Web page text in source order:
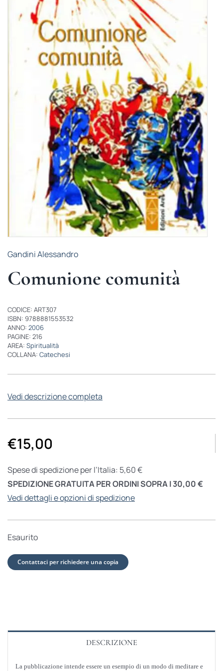
BIOGRAFIE
ATTUALITÀ
Gandini Alessandro
Comunione comunità
CODICE: ART307
ISBN: 9788881553532
ANNO: 2006
PAGINE: 216
AREA: Spiritualità
COLLANA: Catechesi
Vedi descrizione completa
€15,00
Spese di spedizione per l’Italia: 5,60 €
SPEDIZIONE GRATUITA PER ORDINI SOPRA I 30,00 €
Vedi dettagli e opzioni di spedizione
Esaurito
Contattaci per richiedere una copia
DESCRIZIONE
La pubblicazione intende essere un esempio di un modo di meditare e